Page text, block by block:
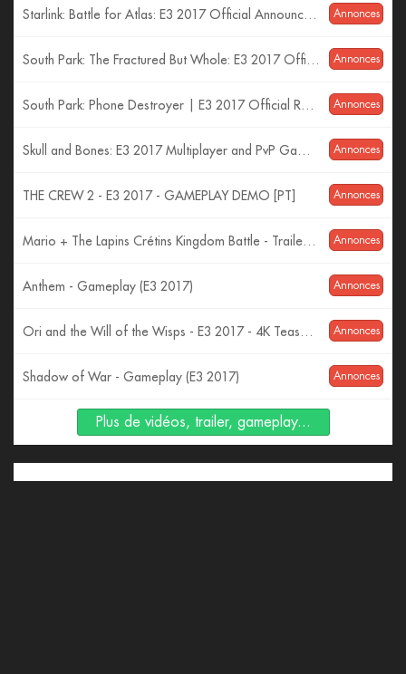
Annonces
Annonces
Annonces
Annonces
Annonces
THE CREW 2 - E3 2017 - GAMEPLAY DEMO [PT]
Annonces
Annonces
Anthem - Gameplay (E3 2017)
Annonces
Annonces
Shadow of War - Gameplay (E3 2017)
Plus de vidéos, trailer, gameplay...